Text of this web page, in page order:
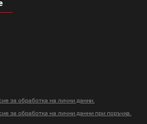
за обработка на лични данни.
за обработка на лични данни при поръчка.